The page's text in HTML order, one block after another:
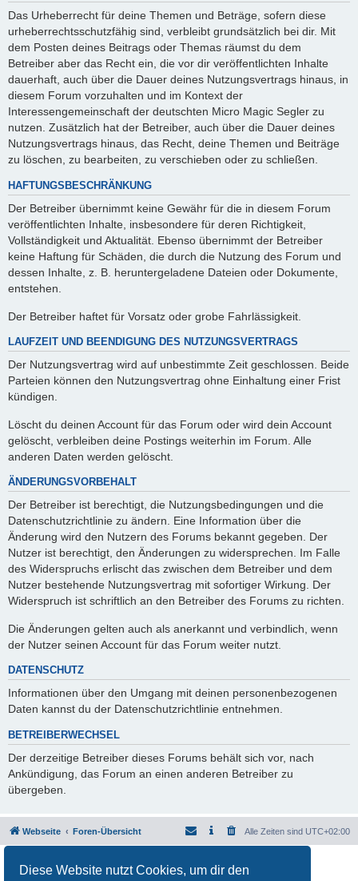
Diese Website nutzt Cookies, um dir den
Das Urheberrecht für deine Themen und Beträge, sofern diese
urheberrechtsschutzfähig sind, verbleibt grundsätzlich bei dir. Mit
dem Posten deines Beitrags oder Themas räumst du dem
Betreiber aber das Recht ein, die vor dir veröffentlichten Inhalte
dauerhaft, auch über die Dauer deines Nutzungsvertrags hinaus, in
diesem Forum vorzuhalten und im Kontext der
Interessengemeinschaft der deutschten Micro Magic Segler zu
nutzen. Zusätzlich hat der Betreiber, auch über die Dauer deines
Nutzungsvertrags hinaus, das Recht, deine Themen und Beiträge
zu löschen, zu bearbeiten, zu verschieben oder zu schließen.
HAFTUNGSBESCHRÄNKUNG
Der Betreiber übernimmt keine Gewähr für die in diesem Forum
veröffentlichten Inhalte, insbesondere für deren Richtigkeit,
Vollständigkeit und Aktualität. Ebenso übernimmt der Betreiber
keine Haftung für Schäden, die durch die Nutzung des Forum und
dessen Inhalte, z. B. heruntergeladene Dateien oder Dokumente,
entstehen.
Der Betreiber haftet für Vorsatz oder grobe Fahrlässigkeit.
LAUFZEIT UND BEENDIGUNG DES NUTZUNGSVERTRAGS
Der Nutzungsvertrag wird auf unbestimmte Zeit geschlossen. Beide
Parteien können den Nutzungsvertrag ohne Einhaltung einer Frist
kündigen.
Löscht du deinen Account für das Forum oder wird dein Account
gelöscht, verbleiben deine Postings weiterhin im Forum. Alle
anderen Daten werden gelöscht.
ÄNDERUNGSVORBEHALT
Der Betreiber ist berechtigt, die Nutzungsbedingungen und die
Datenschutzrichtlinie zu ändern. Eine Information über die
Änderung wird den Nutzern des Forums bekannt gegeben. Der
Nutzer ist berechtigt, den Änderungen zu widersprechen. Im Falle
des Widerspruchs erlischt das zwischen dem Betreiber und dem
Nutzer bestehende Nutzungsvertrag mit sofortiger Wirkung. Der
Widerspruch ist schriftlich an den Betreiber des Forums zu richten.
Die Änderungen gelten auch als anerkannt und verbindlich, wenn
der Nutzer seinen Account für das Forum weiter nutzt.
DATENSCHUTZ
Informationen über den Umgang mit deinen personenbezogenen
Daten kannst du der Datenschutzrichtlinie entnehmen.
BETREIBERWECHSEL
Der derzeitige Betreiber dieses Forums behält sich vor, nach
Ankündigung, das Forum an einen anderen Betreiber zu
übergeben.
Webseite Foren-Übersicht Alle Zeiten sind UTC+02:00
Deutsche Übersetzung durchphpBB.de